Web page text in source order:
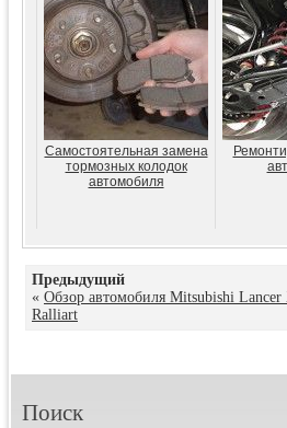
Самостоятельная замена
тормозных колодок
автомобиля
Предыдущий
« Обзор автомобиля Mitsubishi Lancer
Ralliart
Поиск